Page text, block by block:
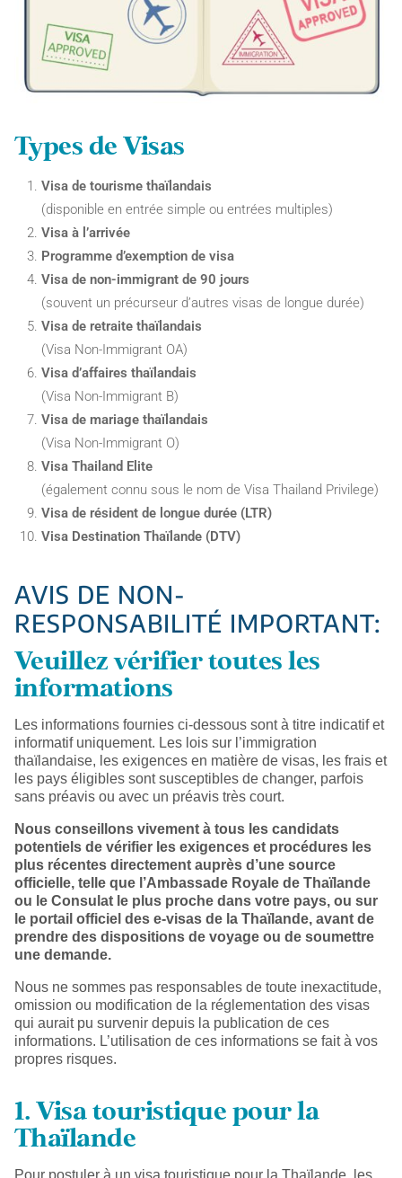
Types de Visas
Visa de tourisme thaïlandais
(disponible en entrée simple ou entrées multiples)
Visa à l’arrivée
Programme d’exemption de visa
Visa de non-immigrant de 90 jours
(souvent un précurseur d’autres visas de longue durée)
Visa de retraite thaïlandais
(Visa Non-Immigrant OA)
Visa d’affaires thaïlandais
(Visa Non-Immigrant B)
Visa de mariage thaïlandais
(Visa Non-Immigrant O)
Visa Thailand Elite
(également connu sous le nom de Visa Thailand Privilege)
Visa de résident de longue durée (LTR)
Visa Destination Thaïlande (DTV)
AVIS DE NON-
RESPONSABILITÉ IMPORTANT:
Veuillez vérifier toutes les
informations
Les informations fournies ci-dessous sont à titre indicatif et
informatif uniquement. Les lois sur l’immigration
thaïlandaise, les exigences en matière de visas, les frais et
les pays éligibles sont susceptibles de changer, parfois
sans préavis ou avec un préavis très court.
Nous conseillons vivement à tous les candidats
potentiels de vérifier les exigences et procédures les
plus récentes directement auprès d’une source
officielle, telle que l’Ambassade Royale de Thaïlande
ou le Consulat le plus proche dans votre pays, ou sur
le portail officiel des e-visas de la Thaïlande, avant de
prendre des dispositions de voyage ou de soumettre
une demande.
Nous ne sommes pas responsables de toute inexactitude,
omission ou modification de la réglementation des visas
qui aurait pu survenir depuis la publication de ces
informations. L’utilisation de ces informations se fait à vos
propres risques.
1. Visa touristique pour la
Thaïlande
Pour postuler à un visa touristique pour la Thaïlande, les